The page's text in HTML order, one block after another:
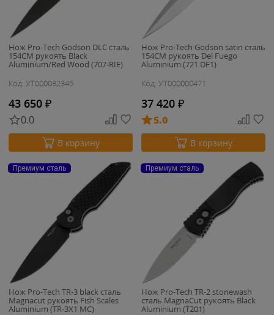
Нож Pro-Tech Godson DLC сталь
154CM рукоять Black
Aluminium/Red Wood (707-RIE)
Код: УТ000032345
43 650 ₽
0.0
В корзину
Нож Pro-Tech Godson satin сталь
154CM рукоять Del Fuego
Aluminium (721 DF1)
Код: УТ000000471
37 420 ₽
5.0
В корзину
Премиум сталь
Нож Pro-Tech TR-3 black сталь
Magnacut рукоять Fish Scales
Aluminium (TR-3X1 MC)
Премиум сталь
Нож Pro-Tech TR-2 stonewash
сталь MagnaCut рукоять Black
Aluminium (T201)